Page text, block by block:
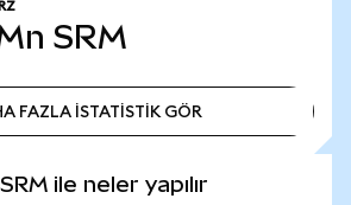
SRM
FAZLA İSTATİSTİK GÖR
ile neler yapılır